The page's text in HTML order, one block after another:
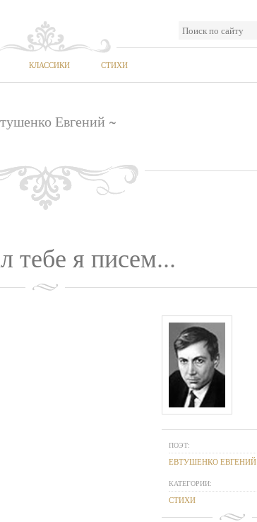
КЛАССИКИ СТИХИ
Евгений ~
тебе я писем...
ПОЭТ:
ЕВТУШЕНКО ЕВГЕНИЙ
КАТЕГОРИИ:
СТИХИ